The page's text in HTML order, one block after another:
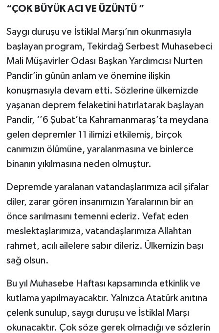
“ÇOK BÜYÜK ACI VE ÜZÜNTÜ ”
Saygı duruşu ve İstiklal Marşı’nın okunmasıyla
başlayan program, Tekirdağ Serbest Muhasebeci
Mali Müşavirler Odası Başkan Yardımcısı Nurten
Pandir’in günün anlam ve önemine ilişkin
konuşmasıyla devam etti. Sözlerine ülkemizde
yaşanan deprem felaketini hatırlatarak başlayan
Pandir, ‘’6 Şubat’ta Kahramanmaraş’ta meydana
gelen depremler 11 ilimizi etkilemiş, birçok
canımızın ölümüne, yaralanmasına ve binlerce
binanın yıkılmasına neden olmuştur.
Depremde yaralanan vatandaşlarımıza acil şifalar
diler, zarar gören insanımızın Yaralarının bir an
önce sarılmasını temenni ederiz. Vefat eden
meslektaşlarımıza, vatandaşlarımıza Allahtan
rahmet, acılı ailelere sabır dileriz. Ülkemizin başı
sağ olsun.
Bu yıl Muhasebe Haftası kapsamında etkinlik ve
kutlama yapılmayacaktır. Yalnızca Atatürk anıtına
çelenk sunulup, saygı duruşu ve İstiklal Marşı
okunacaktır. Çok söze gerek olmadığı ve sözlerin